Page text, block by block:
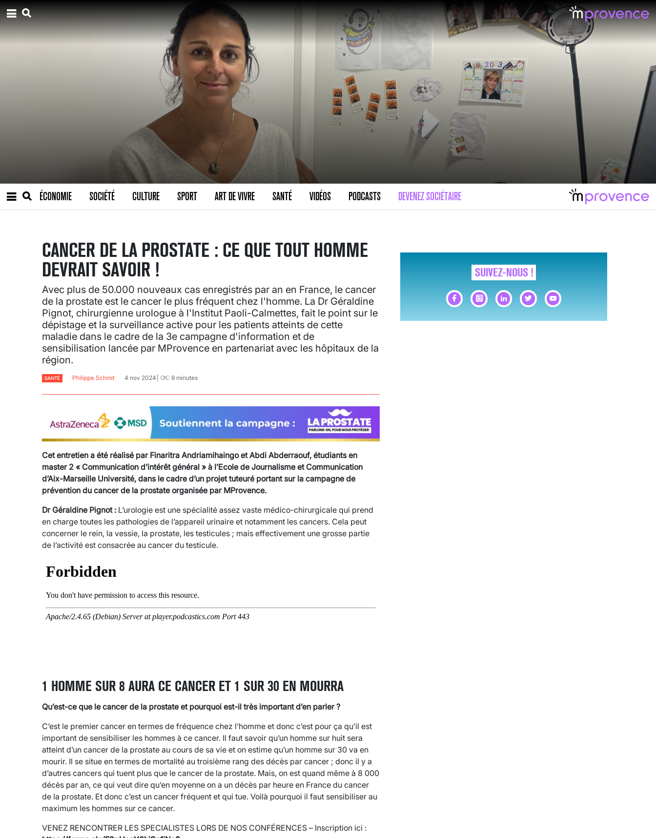
ÉCONOMIE SOCIÉTÉ CULTURE SPORT ART DE VIVRE SANTÉ VIDÉOS PODCASTS DEVENEZ SOCIÉTAIRE
CANCER DE LA PROSTATE : CE QUE TOUT HOMME
DEVRAIT SAVOIR !
Avec plus de 50.000 nouveaux cas enregistrés par an en France, le cancer
de la prostate est le cancer le plus fréquent chez l'homme. La Dr Géraldine
Pignot, chirurgienne urologue à l'Institut Paoli-Calmettes, fait le point sur le
dépistage et la surveillance active pour les patients atteints de cette
maladie dans le cadre de la 3e campagne d'information et de
sensibilisation lancée par MProvence en partenariat avec les hôpitaux de la
région.
SANTÉ Philippe Schmit 4 nov 2024 9 minutes
Cet entretien a été réalisé par Finaritra Andriamihaingo et Abdi Abderraouf, étudiants en
master 2 « Communication d’intérêt général » à l’Ecole de Journalisme et Communication
d’Aix-Marseille Université, dans le cadre d’un projet tuteuré portant sur la campagne de
prévention du cancer de la prostate organisée par MProvence.
Dr Géraldine Pignot : L’urologie est une spécialité assez vaste médico-chirurgicale qui prend
en charge toutes les pathologies de l’appareil urinaire et notamment les cancers. Cela peut
concerner le rein, la vessie, la prostate, les testicules ; mais effectivement une grosse partie
de l’activité est consacrée au cancer du testicule.
1 HOMME SUR 8 AURA CE CANCER ET 1 SUR 30 EN MOURRA
Qu’est-ce que le cancer de la prostate et pourquoi est-il très important d’en parler ?
C’est le premier cancer en termes de fréquence chez l’homme et donc c’est pour ça qu’il est
important de sensibiliser les hommes à ce cancer. Il faut savoir qu’un homme sur huit sera
atteint d’un cancer de la prostate au cours de sa vie et on estime qu’un homme sur 30 va en
mourir. Il se situe en termes de mortalité au troisième rang des décès par cancer ; donc il y a
d’autres cancers qui tuent plus que le cancer de la prostate. Mais, on est quand même à 8 000
décès par an, ce qui veut dire qu’en moyenne on a un décès par heure en France du cancer
de la prostate. Et donc c’est un cancer fréquent et qui tue. Voilà pourquoi il faut sensibiliser au
maximum les hommes sur ce cancer.
VENEZ RENCONTRER LES SPECIALISTES LORS DE NOS CONFÉRENCES – Inscription ici :
SUIVEZ-NOUS !